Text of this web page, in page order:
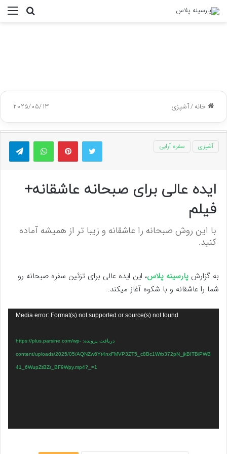
جستجو
خانه/آشپزی 2025/05/13
توییتر پینتریستواتس آپ
آشپزی سفره آرایی
ایده عالی برای صبحانه عاشقانه+
فیلم
با این روش صبحانه را عاشقانه و زیبا تر از همیشه آماده
کنید.
به گزارش پارسینه پلاس، این ایده عالی برای تزئین سفره صبحانه رو
شما را عاشقانه و با شکوه آغاز میکند.
Media error: Format(s) not supported or source(s) not found
دریافت پرونده: https://plus.parsine.com/wp-
content/uploads/2025/05/AQNZw6Yt4nxFMVP3ZT5_c8Bc1Wrb372pN_jkBITBiPWB
41_6WupZtBZr_BF9Wpy.mp4?_=1